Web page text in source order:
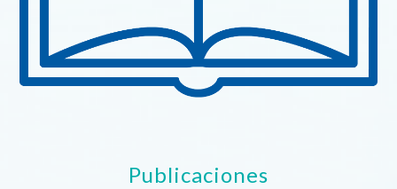
Publicaciones